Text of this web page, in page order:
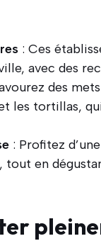
: Ces
avec des
des
les tortillas,
: Profitez
en